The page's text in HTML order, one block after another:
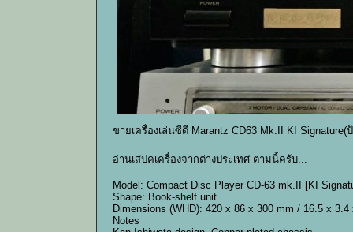
ขายเครื่องเล่นซีดี Marantz CD63 Mk.II KI
อ่านเสปคเครื่องจากต่างประเทศ ตามนี้ครับ...
Model: Compact Disc Player CD-63 mk.II [KI
Shape: Book-shelf unit.
Dimensions (WHD): 420 x 86 x 300 mm / 16.5 x 3.4
Notes